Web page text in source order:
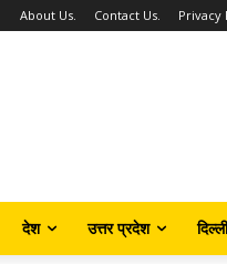
About Us. Contact Us. Privacy
देश उत्तर प्रदेश